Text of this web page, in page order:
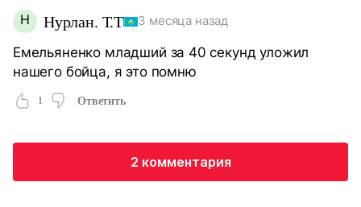
Н Нурлан. Т.Т 3 месяца назад
Емельяненко младший за 40 секунд уложил
нашего бойца, я это помню
1 Ответить
2 комментария